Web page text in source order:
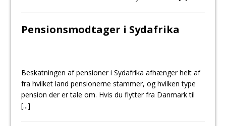
Pensionsmodtager i Sydafrika
Beskatningen af pensioner i Sydafrika afhænger helt af
fra hvilket land pensionerne stammer, og hvilken type
pension der er tale om. Hvis du flytter fra Danmark til
[...]